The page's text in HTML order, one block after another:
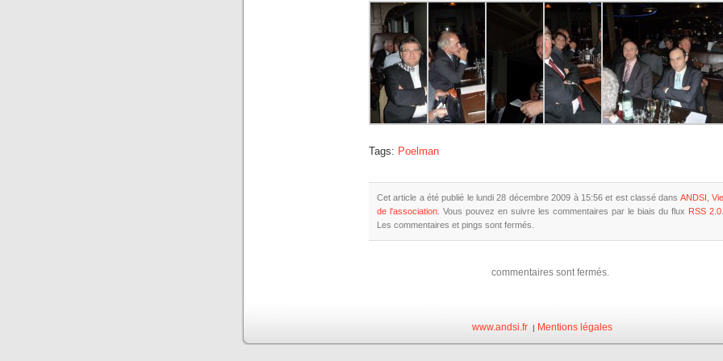
Tags: Poelman
Cet article a été publié le lundi 28 décembre 2009 à 15:56 et est classé dans ANDSI ,
de l'association . Vous pouvez en suivre les commentaires par le biais du flux RSS 2.0
Les commentaires et pings sont fermés.
commentaires sont fermés.
www.andsi.fr | Mentions légales